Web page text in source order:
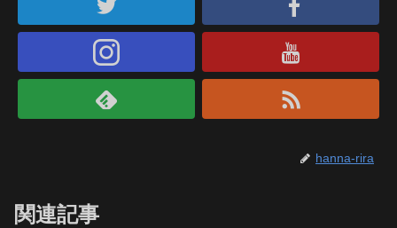
hanna-rira
関連記事